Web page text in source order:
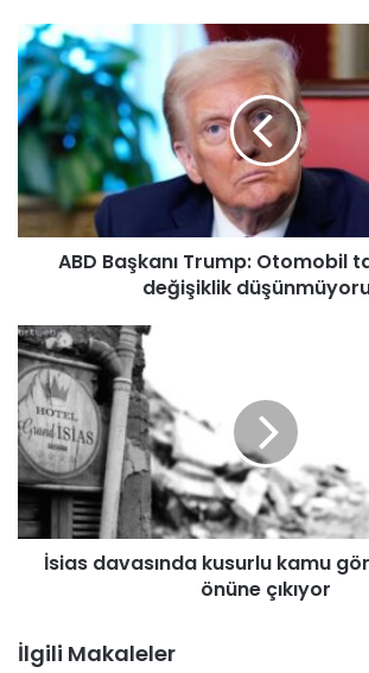
A
B
D
B
a
k
a
n
u
m
p
:
O
t
o
m
o
a
ABD Başkanı Trump: Otomobil
değişiklik
İ
s
i
a
s
d
a
v
a
a
İsias davasında kusurlu kamu
önüne çıkıyor
İlgili Makaleler